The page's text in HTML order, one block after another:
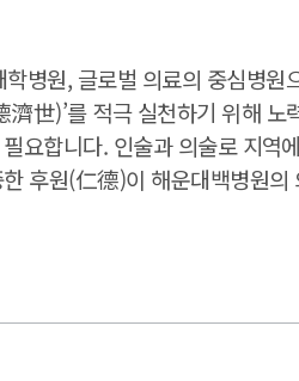
병원, 글로벌 의료의 중심병원
世)’를 적극 실천하기 위해
요합니다. 인술과 의술로 지역
후원(仁德)이 해운대백병원